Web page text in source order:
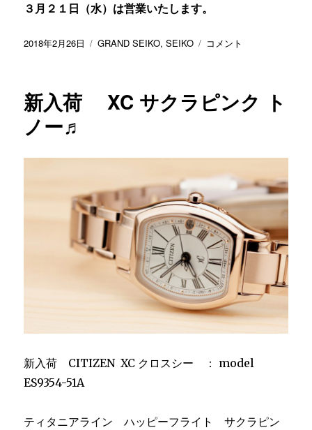
３月２１日（水）は営業いたします。
投
2018年2月26日
カ
GRAND SEIKO,SEIKO
ご
り
ま
キ
ャ
バ
ー
9F
25
周
年
記
念
限
定
デ
コメント
新入荷 XC サクラピンク ト
ノー♬
新入荷 CITIZEN XC クロスシー ： model
ES9354-51A
ティタニアライン ハッピーフライト サクラピン